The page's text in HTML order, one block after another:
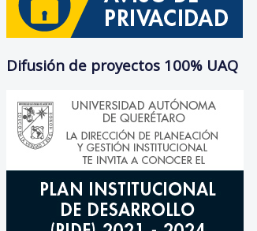
Difusión de proyectos 100% UAQ